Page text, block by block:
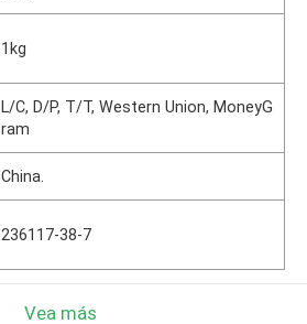
1kg
L/C, D/P, T/T, Western Union, MoneyG
ram
China.
236117-38-7
Vea más